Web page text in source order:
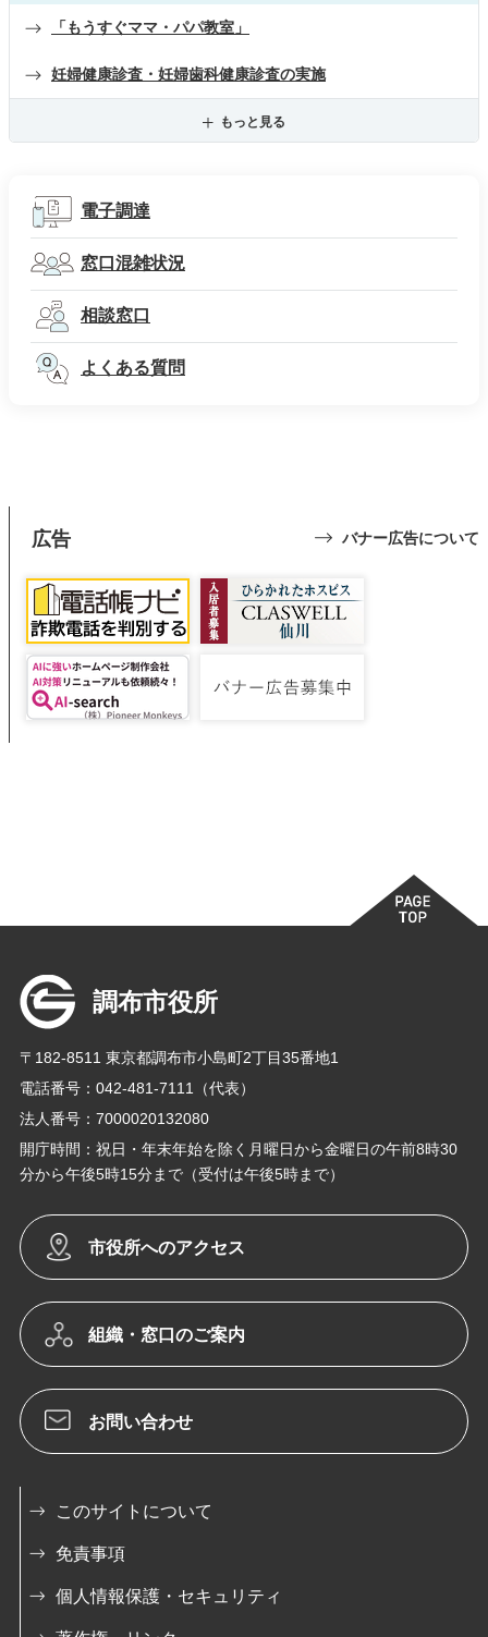
「もうすぐママ・パパ教室」
妊婦健康診査・妊婦歯科健康診査の実施
もっと見る
電子調達
窓口混雑状況
相談窓口
よくある質問
広告 バナー広告について
調布市役所
〒182-8511 東京都調布市小島町2丁目35番地1
電話番号：042-481-7111（代表）
法人番号：7000020132080
開庁時間：祝日・年末年始を除く月曜日から金曜日の午前8時30
分から午後5時15分まで（受付は午後5時まで）
市役所へのアクセス
組織・窓口のご案内
お問い合わせ
このサイトについて
免責事項
個人情報保護・セキュリティ